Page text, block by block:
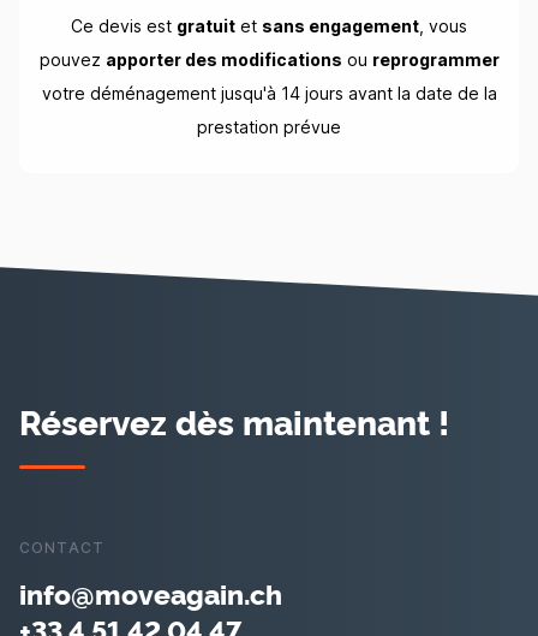
Ce devis est gratuit et sans engagement , vous
pouvez apporter des modifications ou reprogrammer
votre déménagement jusqu'à 14 jours avant la date de la
prestation prévue
Réservez dès maintenant !
CONTACT
info@moveagain.ch